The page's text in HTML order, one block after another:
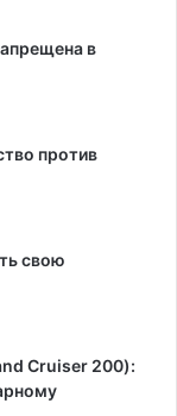
в
против
свою
Cruiser 200):